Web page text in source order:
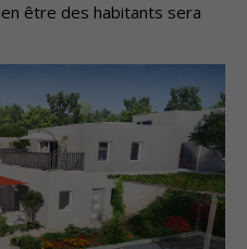
être des habitants sera